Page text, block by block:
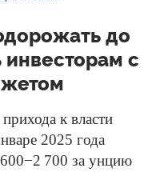
до
инвесторам с
к власти
2025 года
600−2 700 за унцию